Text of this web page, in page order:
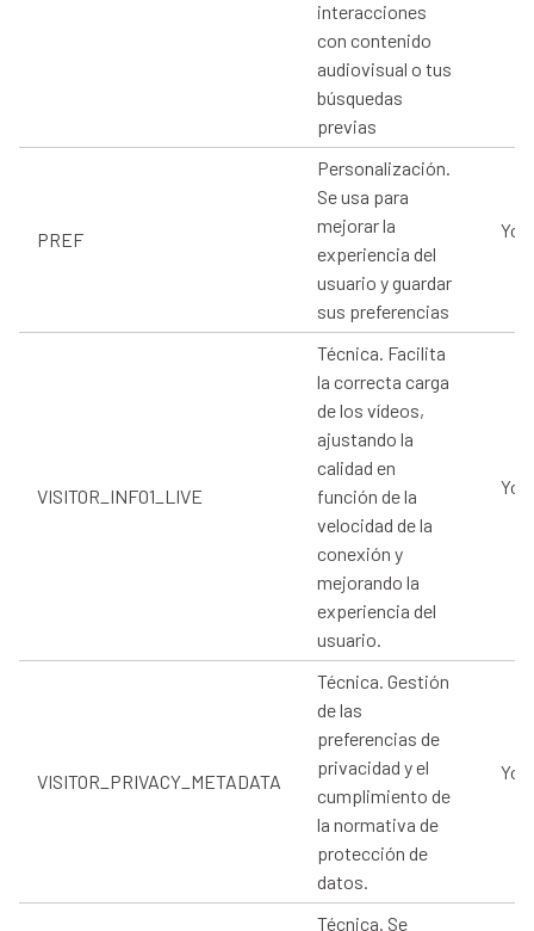
interacciones
con contenido
audiovisual o tus
búsquedas
previas
PREF
Personalización.
Se usa para
mejorar la
experiencia del
usuario y guardar
sus preferencias
VISITOR_INFO1_LIVE
Técnica. Facilita
la correcta carga
de los vídeos,
ajustando la
calidad en
función de la
velocidad de la
conexión y
mejorando la
experiencia del
usuario.
VISITOR_PRIVACY_METADATA
Técnica. Gestión
de las
preferencias de
privacidad y el
cumplimiento de
la normativa de
protección de
datos.
Técnica. Se